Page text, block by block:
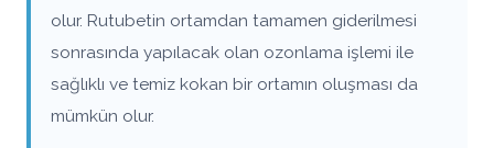
olur. Rutubetin ortamdan tamamen giderilmesi
sonrasında yapılacak olan ozonlama işlemi ile
sağlıklı ve temiz kokan bir ortamın oluşması da
mümkün olur.